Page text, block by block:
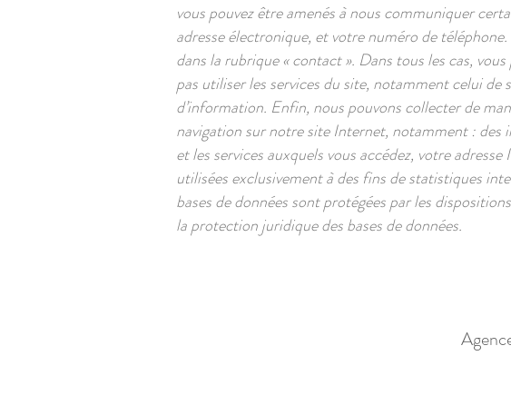
vous pouvez être amenés à nous communiquer
adresse électronique, et votre numéro de
dans la rubrique « contact ». Dans tous les cas,
pas utiliser les services du site, notamment celui
d’information. Enfin, nous pouvons collecter de
navigation sur notre site Internet, notamment : des
et les services auxquels vous accédez, votre
utilisées exclusivement à des fins de statistiques
bases de données sont protégées par les
la protection juridique des bases de données.